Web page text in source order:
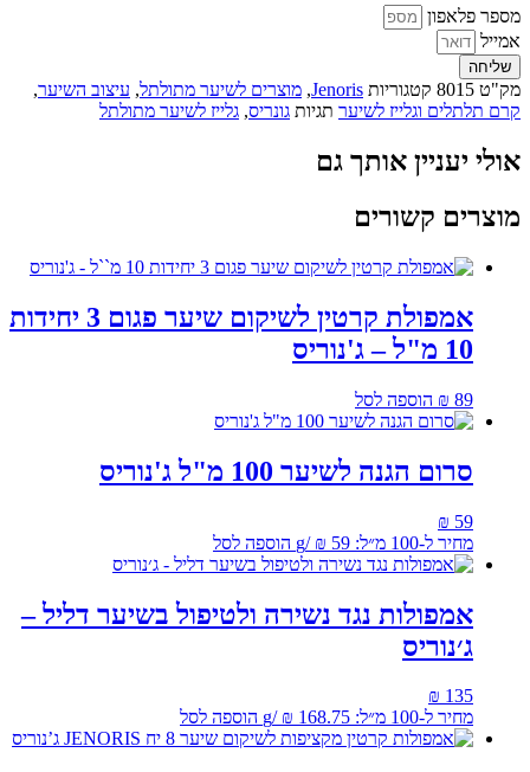
תלתלים
500
מל
-
ג׳נוריס
מספר פלאפון
אמייל
שליחה
מק"ט 8015 קטגוריות Jenoris
, מוצרים לשיער מתולתל, עיצוב השיער,
קרם תלתלים וגלייז לשיער תגיות גונריס, גלייז לשיער מתולתל
אולי יעניין אותך גם
מוצרים קשורים
אמפולת קרטין לשיקום שיער פגום 3 יחידות
10 מ"ל – ג'נוריס
₪ 89 הוספה לסל
סרום הגנה לשיער 100 מ"ל ג'נוריס
₪ 59
מחיר ל-100 מ״ל:
₪ 59
/
g הוספה לסל
אמפולות נגד נשירה ולטיפול בשיער דליל –
ג׳נוריס
₪ 135
מחיר ל-100 מ״ל:
₪ 168.75
/
g הוספה לסל